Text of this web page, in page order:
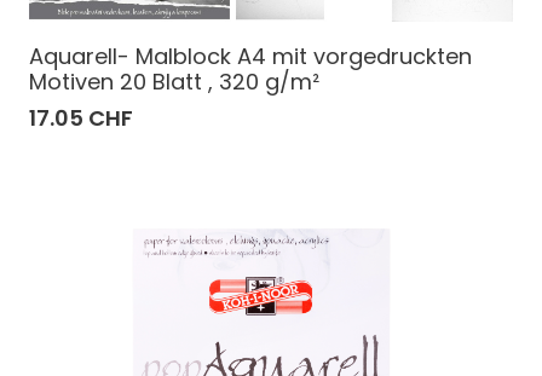
Aquarell- Malblock A4 mit vorgedruckten
Motiven 20 Blatt , 320 g/m²
17.05 CHF